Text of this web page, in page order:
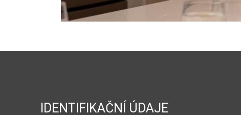
IDENTIFIKAČNÍ ÚDAJE